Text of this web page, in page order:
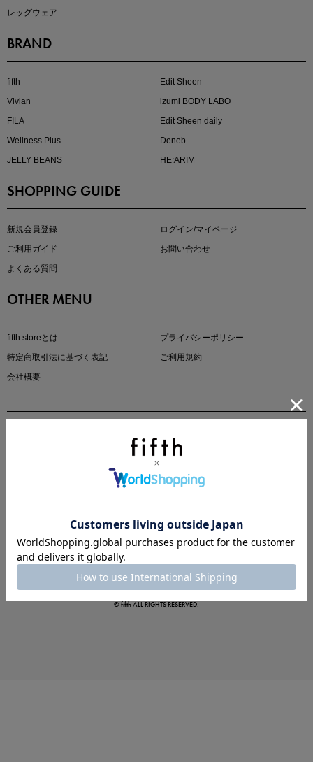
大人の着映えアイテム5選
マストバイアイテム
この夏の主役確定！
レッグウェア
BRAND
fifth
Edit Sheen
Vivian
izumi BODY LABO
FILA
Edit Sheen daily
Wellness Plus
Deneb
JELLY BEANS
HE:ARIM
SHOPPING GUIDE
新規会員登録
ログイン/マイページ
ご利用ガイド
お問い合わせ
よくある質問
OTHER MENU
fifth storeとは
プライバシーポリシー
特定商取引法に基づく表記
ご利用規約
会社概要
© fifth ALL RIGHTS RESERVED.